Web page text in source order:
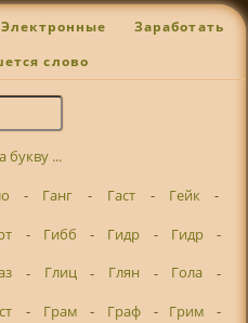
Электронные Заработать
слово
букву ...
- Ганг - Гаст - Гейк
-
- Гибб - Гидр - Гидр
-
- Глиц - Глян - Гола
-
- Грам - Граф - Грим
-